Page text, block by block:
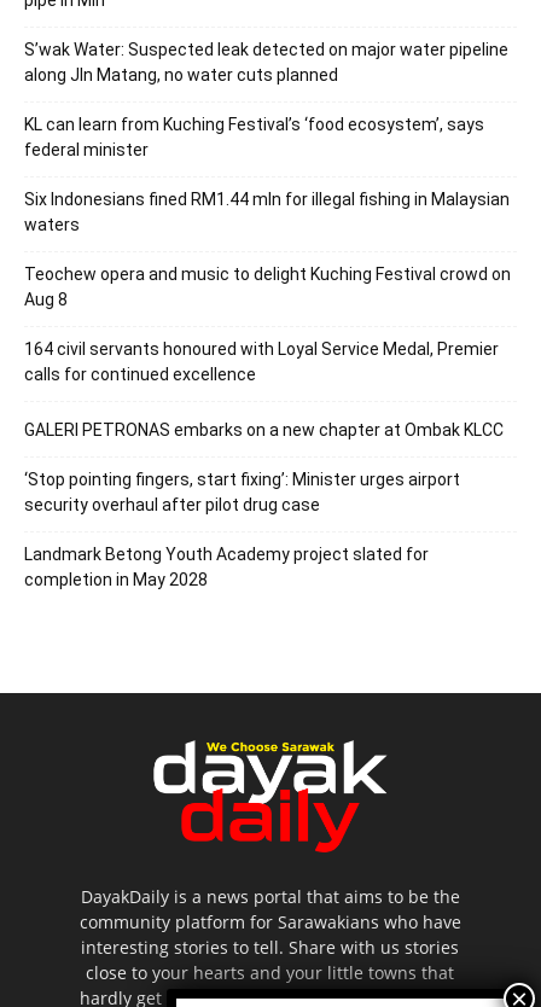
S’wak Water: Suspected leak detected on major water pipeline
along Jln Matang, no water cuts planned
KL can learn from Kuching Festival’s ‘food ecosystem’, says
federal minister
Six Indonesians fined RM1.44 mln for illegal fishing in Malaysian
waters
Teochew opera and music to delight Kuching Festival crowd on
Aug 8
164 civil servants honoured with Loyal Service Medal, Premier
calls for continued excellence
GALERI PETRONAS embarks on a new chapter at Ombak KLCC
‘Stop pointing fingers, start fixing’: Minister urges airport
security overhaul after pilot drug case
Landmark Betong Youth Academy project slated for
completion in May 2028
DayakDaily is a news portal that aims to be the
community platform for Sarawakians who have
interesting stories to tell. Share with us stories
close to your hearts and your little towns that
hardly get to be highlighted in the mainstream